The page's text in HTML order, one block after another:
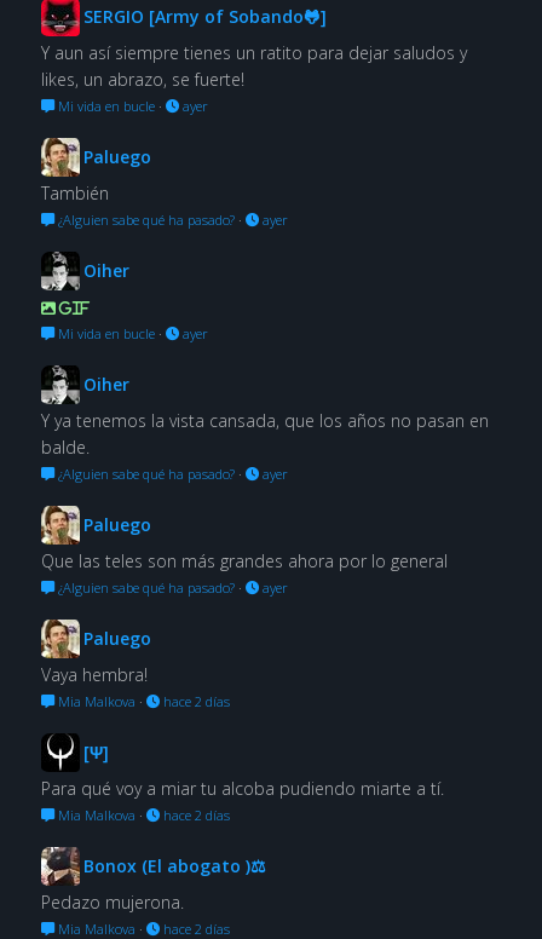
SERGIO [Army of Sobando🐸]
Y aun así siempre tienes un ratito para dejar saludos y
likes, un abrazo, se fuerte!
Mi vida en bucle· ayer
Paluego
También
¿Alguien sabe qué ha pasado?· ayer
Oiher
GIF
Mi vida en bucle· ayer
Oiher
Y ya tenemos la vista cansada, que los años no pasan en
balde.
¿Alguien sabe qué ha pasado?· ayer
Paluego
Que las teles son más grandes ahora por lo general
¿Alguien sabe qué ha pasado?· ayer
Paluego
Vaya hembra!
Mia Malkova · hace 2 días
[Ψ]
Para qué voy a miar tu alcoba pudiendo miarte a tí.
Mia Malkova · hace 2 días
Bonox (El abogato )⚖
Pedazo mujerona.
Mia Malkova · hace 2 días